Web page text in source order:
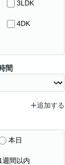
3LDK
4DK
間
追加する
本日
週間以内